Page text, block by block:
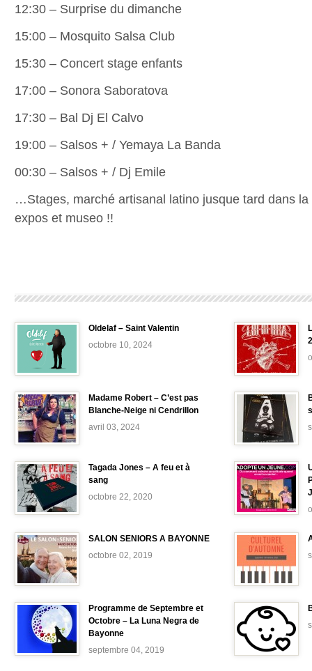
12:30 – Surprise du dimanche
15:00 – Mosquito Salsa Club
15:30 – Concert stage enfants
17:00 – Sonora Saboratova
17:30 – Bal Dj El Calvo
19:00 – Salsos + / Yemaya La Banda
00:30 – Salsos + / Dj Emile
…Stages, marché artisanal latino jusque tard dans la
expos et museo !!
Oldelaf – Saint Valentin
octobre 10, 2024
Madame Robert – C’est pas
Blanche-Neige ni Cendrillon
avril 03, 2024
Tagada Jones – A feu et à
sang
octobre 22, 2020
SALON SENIORS A BAYONNE
octobre 02, 2019
Programme de Septembre et
Octobre – La Luna Negra de
Bayonne
septembre 04, 2019